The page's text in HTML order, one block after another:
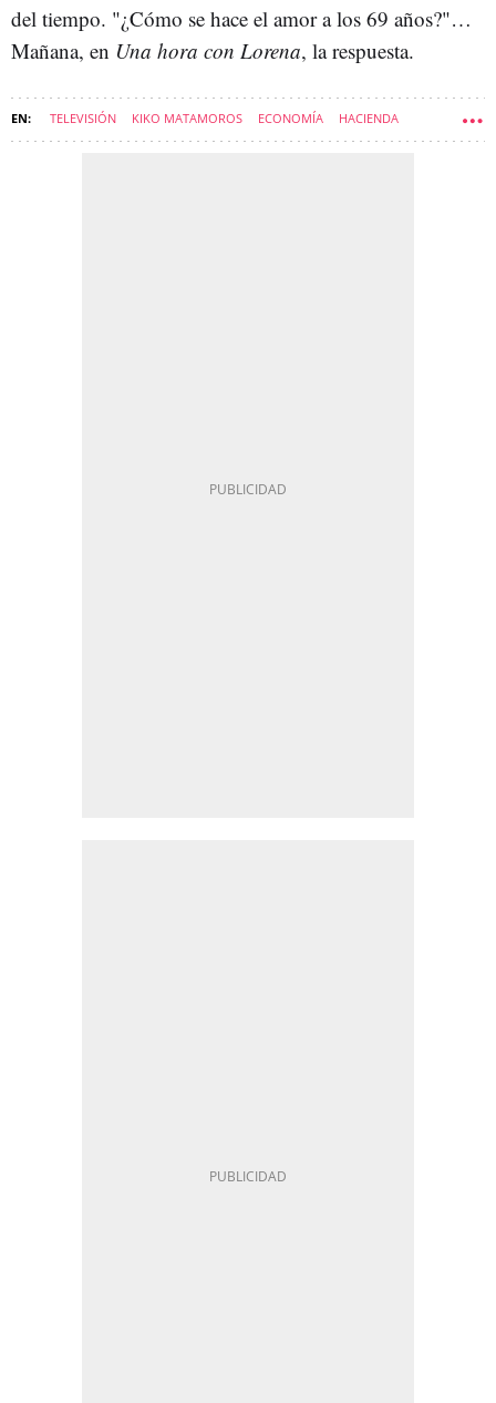
del tiempo. "¿Cómo se hace el amor a los 69 años?"…
Mañana, en Una hora con Lorena, la respuesta.
TELEVISIÓN KIKO MATAMOROS ECONOMÍA HACIENDA